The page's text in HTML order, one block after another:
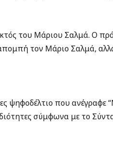
του Μάριου Σαλμά. Ο
τον Μάριο Σαλμά,
ψηφοδέλτιο που
σύμφωνα με το